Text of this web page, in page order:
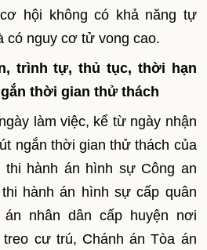
hội không có khả năng tự
có nguy cơ tử vong cao.
trình tự, thủ tục, thời hạn
thời gian thử thách
làm việc, kể từ ngày nhận
ngắn thời gian thử thách của
hành án hình sự Công an
hành án hình sự cấp quân
án nhân dân cấp huyện nơi
cư trú, Chánh án Tòa án